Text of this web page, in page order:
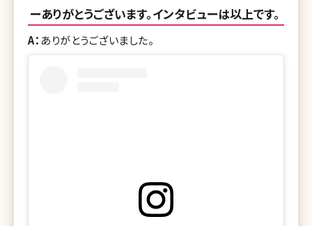
ーありがとうございます。インタビューは以上です。
A： ありがとうございました。